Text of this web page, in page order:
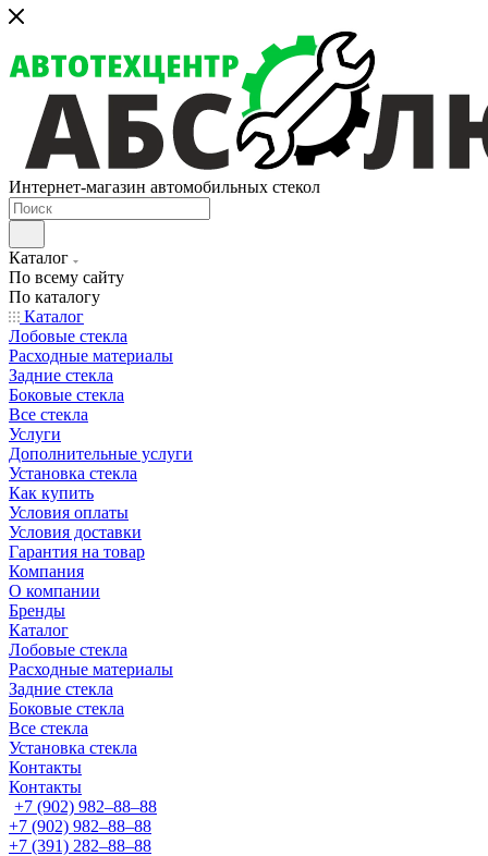
Интернет-магазин автомобильных стекол
Каталог
По всему сайту
По каталогу
Каталог
Лобовые стекла
Расходные материалы
Задние стекла
Боковые стекла
Все стекла
Услуги
Дополнительные услуги
Установка стекла
Как купить
Условия оплаты
Условия доставки
Гарантия на товар
Компания
О компании
Бренды
Каталог
Лобовые стекла
Расходные материалы
Задние стекла
Боковые стекла
Все стекла
Установка стекла
Контакты
Контакты
+7 (902) 982‒88‒88
+7 (902) 982‒88‒88
+7 (391) 282‒88‒88